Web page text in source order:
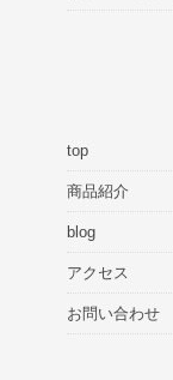
top
商品紹介
blog
アクセス
お問い合わせ